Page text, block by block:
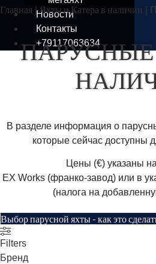
Новости
Контакты
+79117063634
Главная | Яхты и Катера в наличии
В разделе информация о
которые сейчас доступны
Цены (€) указаны
EX Works (франко-завод) или в
(налога на
Выбор парусной яхты - как это
Filters
Бренд